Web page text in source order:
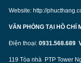
Website: http://
VĂN PHÒNG TẠI HỒ CHÍ
Điện thoại: 0931.568.689
119 Tòa nhà PTP Tower